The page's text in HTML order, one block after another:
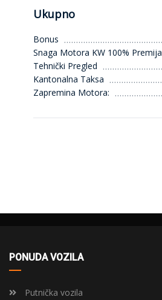
Ukupno
Bonus
Snaga Motora KW 100% Premija
Tehnički Pregled
Kantonalna Taksa
Zapremina Motora:
PONUDA VOZILA
Putnička vozila